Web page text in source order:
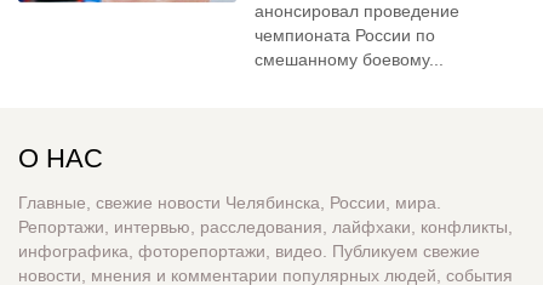
анонсировал проведение
чемпионата России по
смешанному боевому...
О НАС
Главные, свежие новости Челябинска, России, мира.
Репортажи, интервью, расследования, лайфхаки, конфликты,
инфографика, фоторепортажи, видео. Публикуем свежие
новости, мнения и комментарии популярных людей, события